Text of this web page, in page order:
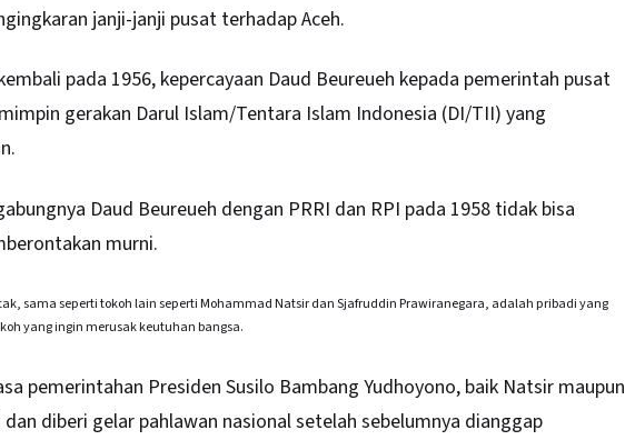
janji-janji pusat terhadap Aceh.
pada 1956, kepercayaan Daud Beureueh kepada pemerintah pusat
gerakan Darul Islam/Tentara Islam Indonesia (DI/TII) yang
Daud Beureueh dengan PRRI dan RPI pada 1958 tidak bisa
murni.
sama seperti tokoh lain seperti Mohammad Natsir dan Sjafruddin Prawiranegara, adalah pribadi yang
yang ingin merusak keutuhan bangsa.
pemerintahan Presiden Susilo Bambang Yudhoyono, baik Natsir maupun
diberi gelar pahlawan nasional setelah sebelumnya dianggap